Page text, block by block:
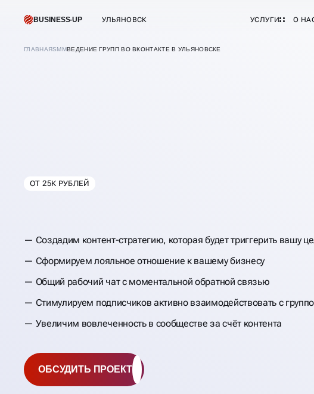
BUSINESS-UP УЛЬЯНОВСК УСЛУГИ О
ГЛАВНАЯSMMВЕДЕНИЕ ГРУПП ВО ВКОНТАКТЕ В УЛЬЯНОВСКЕ
ВКОНТАКТЕ
ОТ 25К РУБЛЕЙ
Создадим контент-стратегию, которая будет триггерить вашу
Сформируем лояльное отношение к вашему бизнесу
Общий рабочий чат с моментальной обратной связью
Стимулируем подписчиков активно взаимодействовать с
Увеличим вовлеченность в сообществе за счёт контента
ОБСУДИТЬ ПРОЕКТ